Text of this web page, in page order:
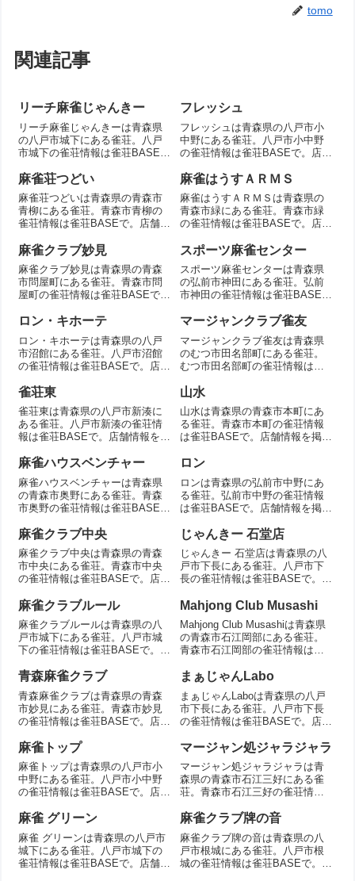
tomo
関連記事
リーチ麻雀じゃんきー
リーチ麻雀じゃんきーは青森県
の八戸市城下にある雀荘。八戸
市城下の雀荘情報は雀荘BASE
フレッシュ
フレッシュは青森県の八戸市小
中野にある雀荘。八戸市小中野
の雀荘情報は雀荘BASEで。店舗
麻雀荘つどい
麻雀荘つどいは青森県の青森市
青柳にある雀荘。青森市青柳の
雀荘情報は雀荘BASEで。店舗情
麻雀はうすＡＲＭＳ
麻雀はうすＡＲＭＳは青森県の
青森市緑にある雀荘。青森市緑
の雀荘情報は雀荘BASEで。店舗
麻雀クラブ妙見
麻雀クラブ妙見は青森県の青森
市問屋町にある雀荘。青森市問
屋町の雀荘情報は雀荘BASEで。
スポーツ麻雀センター
スポーツ麻雀センターは青森県
の弘前市神田にある雀荘。弘前
市神田の雀荘情報は雀荘BASE
ロン・キホーテ
ロン・キホーテは青森県の八戸
市沼館にある雀荘。八戸市沼館
の雀荘情報は雀荘BASEで。店舗
マージャンクラブ雀友
マージャンクラブ雀友は青森県
のむつ市田名部町にある雀荘。
むつ市田名部町の雀荘情報は雀
雀荘東
雀荘東は青森県の八戸市新湊に
ある雀荘。八戸市新湊の雀荘情
報は雀荘BASEで。店舗情報を掲
山水
山水は青森県の青森市本町にあ
る雀荘。青森市本町の雀荘情報
は雀荘BASEで。店舗情報を掲
麻雀ハウスベンチャー
麻雀ハウスベンチャーは青森県
の青森市奥野にある雀荘。青森
市奥野の雀荘情報は雀荘BASE
ロン
ロンは青森県の弘前市中野にあ
る雀荘。弘前市中野の雀荘情報
は雀荘BASEで。店舗情報を掲
麻雀クラブ中央
麻雀クラブ中央は青森県の青森
市中央にある雀荘。青森市中央
の雀荘情報は雀荘BASEで。店舗
じゃんきー 石堂店
じゃんきー 石堂店は青森県の八
戸市下長にある雀荘。八戸市下
長の雀荘情報は雀荘BASEで。店
麻雀クラブルール
麻雀クラブルールは青森県の八
戸市城下にある雀荘。八戸市城
下の雀荘情報は雀荘BASEで。店
Mahjong Club Musashi
Mahjong Club Musashiは青森県
の青森市石江岡部にある雀荘。
青森市石江岡部の雀荘情報は雀
青森麻雀クラブ
青森麻雀クラブは青森県の青森
市妙見にある雀荘。青森市妙見
の雀荘情報は雀荘BASEで。店舗
まぁじゃんLabo
まぁじゃんLaboは青森県の八戸
市下長にある雀荘。八戸市下長
の雀荘情報は雀荘BASEで。店舗
麻雀トップ
麻雀トップは青森県の八戸市小
中野にある雀荘。八戸市小中野
の雀荘情報は雀荘BASEで。店舗
マージャン処ジャラジャラ
マージャン処ジャラジャラは青
森県の青森市石江三好にある雀
荘。青森市石江三好の雀荘情報
載。
麻雀 グリーン
麻雀 グリーンは青森県の八戸市
城下にある雀荘。八戸市城下の
雀荘情報は雀荘BASEで。店舗情
麻雀クラブ牌の音
麻雀クラブ牌の音は青森県の八
戸市根城にある雀荘。八戸市根
城の雀荘情報は雀荘BASEで。店